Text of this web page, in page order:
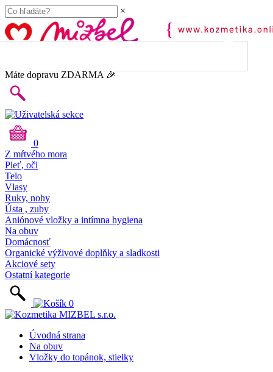
×
Máte dopravu ZDARMA 🎉
0
Z mŕtvého mora
Pleť, oči
Telo
Vlasy
Ruky, nohy
Ústa , zuby
Aniónové vložky a intímna hygiena
Na obuv
Domácnosť
Organické výživové doplňky a sladkosti
Akciové sety
Ostatní kategorie
0
Úvodná strana
Na obuv
Vložky do topánok, stielky